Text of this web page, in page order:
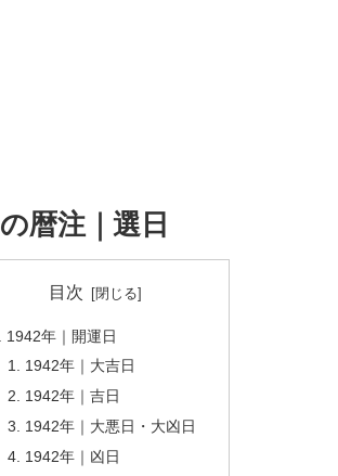
暦注｜選日
目次
1942年｜開運日
1942年｜大吉日
1942年｜吉日
1942年｜大悪日・大凶日
1942年｜凶日